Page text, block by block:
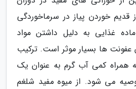
قدیم خوردن پیاز در سرماخوردگی
غذایی به دلیل داشتن مواد
عفونت ها بسیار موثر است. ترکیب
کمی آب گرم به عنوان یک
می شود. از میوه مفید شلغم